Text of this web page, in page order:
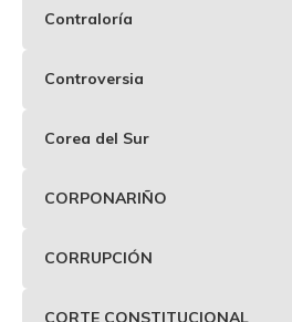
Contraloría
Controversia
Corea del Sur
CORPONARIÑO
CORRUPCIÓN
CORTE CONSTITUCIONAL